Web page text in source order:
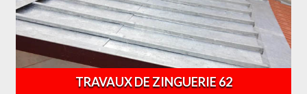
TRAVAUX DE ZINGUERIE 62